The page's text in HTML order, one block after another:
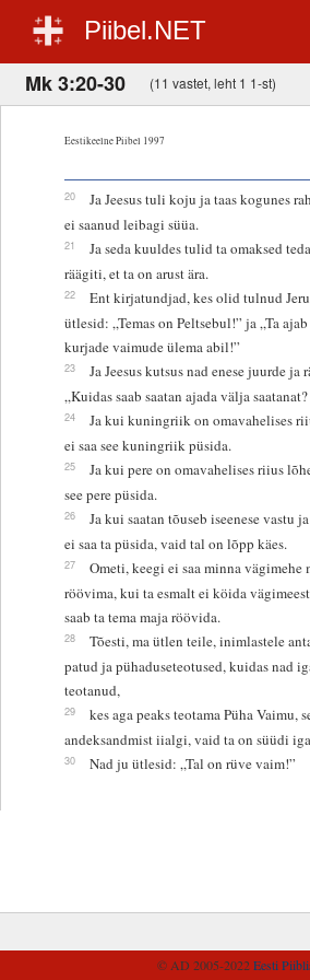
Piibel.NET
Mk 3:20-30 (11 vastet, leht 1 1-st)
Eestikeelne Piibel 1997
20
Ja Jeesus tuli koju ja taas kogunes
ei saanud leibagi süüa.
21
Ja seda kuuldes tulid ta omaksed
räägiti, et ta on arust ära.
22
Ent kirjatundjad, kes olid tulnud
ütlesid: „Temas on Peltsebul!” ja „Ta
kurjade vaimude ülema abil!”
23
Ja Jeesus kutsus nad enese juurde
„Kuidas saab saatan ajada välja saatanat?
24
Ja kui kuningriik on omavahelises
ei saa see kuningriik püsida.
25
Ja kui pere on omavahelises riius
see pere püsida.
26
Ja kui saatan tõuseb iseenese vastu
ei saa ta püsida, vaid tal on lõpp käes.
27
Ometi, keegi ei saa minna vägimehe
röövima, kui ta esmalt ei köida
saab ta tema maja röövida.
28
Tõesti, ma ütlen teile, inimlastele
patud ja pühaduseteotused, kuidas nad
teotanud,
29
kes aga peaks teotama Püha Vaimu,
andeksandmist iialgi, vaid ta on süüdi
30 Nad ju ütlesid: „Tal on rüve vaim!”
© AD 2005-2022Eesti